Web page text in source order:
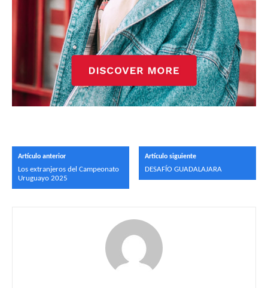
Artículo anterior
Los extranjeros del Campeonato
Uruguayo 2025
Artículo siguiente
DESAFÍO GUADALAJARA